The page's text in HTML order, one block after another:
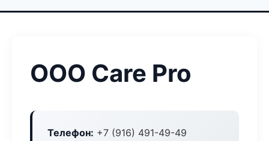
ООО Care Pro
Телефон: +7 (916) 491-49-49